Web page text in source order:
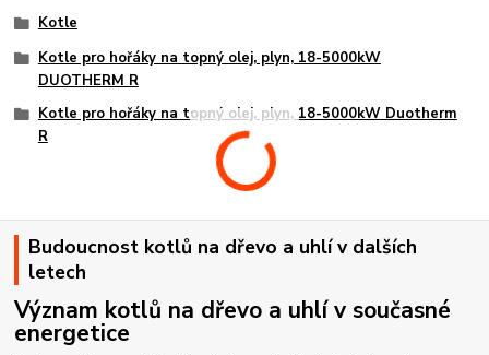
Kotle
Kotle pro hořáky na topný olej, plyn, 18-5000kW
DUOTHERM R
Kotle pro hořáky na topný olej, plyn, 18-5000kW Duotherm
R
Budoucnost kotlů na dřevo a uhlí v dalších
letech
Význam kotlů na dřevo a uhlí v současné
energetice